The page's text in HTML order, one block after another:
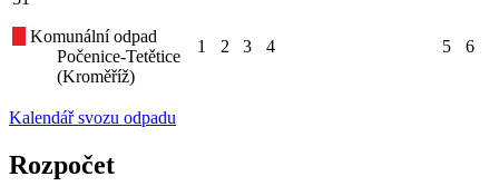
Komunální odpad
Počenice-Tetětice
(Kroměříž)
1 2 3 4 5 6
Kalendář svozu odpadu
Rozpočet